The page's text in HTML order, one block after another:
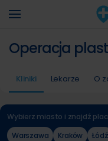
Operacja
Kliniki Lekarze O
Wybierz miasto i znajdź
Warszawa
Kraków Łódź